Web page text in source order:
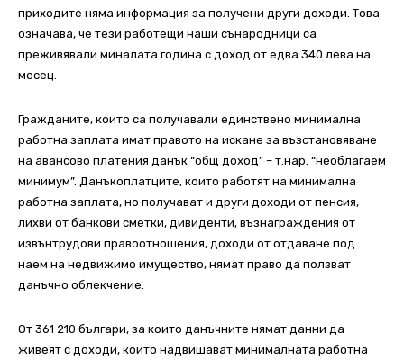
приходите няма информация за получени други доходи. Това
означава, че тези работещи наши сънародници са
преживявали миналата година с доход от едва 340 лева на
месец.
Гражданите, които са получавали единствено минимална
работна заплата имат правото на искане за възстановяване
на авансово платения данък “общ доход” – т.нар. “необлагаем
минимум”. Данъкоплатците, които работят на минимална
работна заплата, но получават и други доходи от пенсия,
лихви от банкови сметки, дивиденти, възнаграждения от
извънтрудови правоотношения, доходи от отдаване под
наем на недвижимо имущество, нямат право да ползват
данъчно облекчение.
От 361 210 българи, за които данъчните нямат данни да
живеят с доходи, които надвишават минималната работна